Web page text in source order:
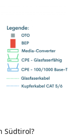
Südtirol?